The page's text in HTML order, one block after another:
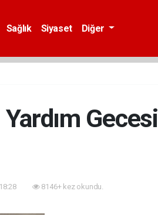
Sağlık Siyaset Diğer
Gecesi
8146+ kez okundu.